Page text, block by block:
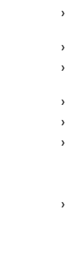
›
›
›
›
›
›
›